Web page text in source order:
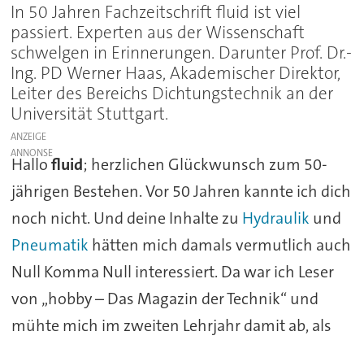
In 50 Jahren Fachzeitschrift fluid ist viel
passiert. Experten aus der Wissenschaft
schwelgen in Erinnerungen. Darunter Prof. Dr.-
Ing. PD Werner Haas, Akademischer Direktor,
Leiter des Bereichs Dichtungstechnik an der
Universität Stuttgart.
ANZEIGE
Hallofluid; herzlichen Glückwunsch zum 50-
jährigen Bestehen. Vor 50 Jahren kannte ich dich
noch nicht. Und deine Inhalte zu Hydraulik und
Pneumatik hätten mich damals vermutlich auch
Null Komma Null interessiert. Da war ich Leser
von „hobby – Das Magazin der Technik“ und
mühte mich im zweiten Lehrjahr damit ab, als